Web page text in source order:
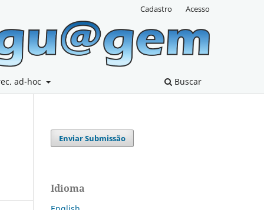
ad-hoc Buscar
Cadastro Acesso
Enviar Submissão
Idioma